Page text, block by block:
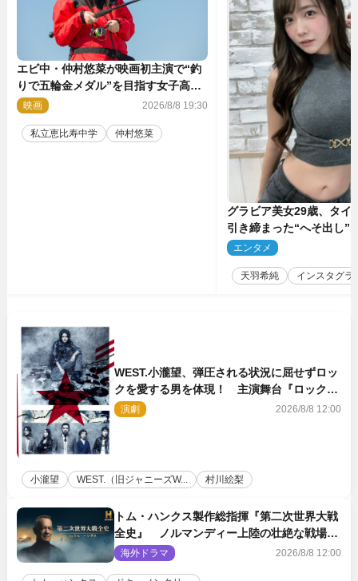
エビ中・仲村悠菜が映画初主演で“釣
りで五輪金メダル”を目指す女子高生
に！ 映画『つりこまち』今秋公開
映画 2026/8/8 19:30
私立恵比寿中学 仲村悠菜
グラビア美女29歳、タイ
引き締まった“へそ出し”
「可愛い過ぎる」
エンタメ
天羽希純 インスタグラ
WEST.小瀧望、弾圧される状況に屈せずロッ
クを愛する男を体現！ 主演舞台『ロックン
ロール』ビジュアル解禁
演劇 2026/8/8 12:00
小瀧望 WEST.（旧ジャニーズW... 村川絵梨
トム・ハンクス製作総指揮『第二次世界大戦
全史』 ノルマンディー上陸の壮絶な戦場を
収めた特別映像解禁
海外ドラマ 2026/8/8 12:00